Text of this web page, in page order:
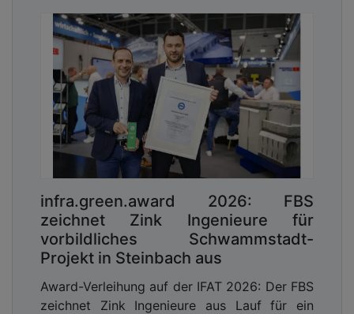
infra.green.award 2026: FBS
zeichnet Zink Ingenieure für
vorbildliches Schwammstadt-
Projekt in Steinbach aus
Award-Verleihung auf der IFAT 2026: Der FBS
zeichnet Zink Ingenieure aus Lauf für ein